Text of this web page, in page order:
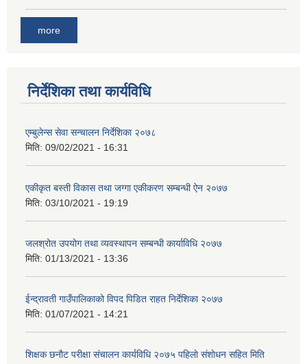
more
निर्देशिका तथा कार्यविधि
एम्बुलेन्स सेवा सन्चालन निर्देशिका २०७८
मिति: 09/02/2021 - 16:31
एकीकृत बस्ती विकास तथा जग्गा एकीकरण सम्बन्धी ऐन २०७७
मिति: 03/10/2021 - 19:19
जलश्रोत उपयोग तथा व्यवस्थापन सम्बन्धी कार्याविधि २०७७
मिति: 01/13/2021 - 13:36
ईन्द्रावती गाउँपालिकाको विपद पिडित राहत निर्देशिका २०७७
मिति: 01/07/2021 - 14:21
शिक्षक छनाैट परीक्षा संचालन कार्यविधि २०७५ पहिलाे स‌ंशाेधन सहित मिति